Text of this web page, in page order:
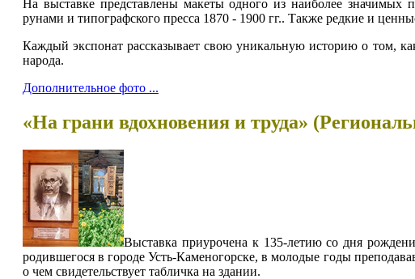
На выставке представлены макеты одного из наиболее
рунами и типографского пресса 1870 - 1900 гг.. Также редкие и
Каждый экспонат рассказывает свою уникальную историю о том,
народа.
Дополнительное фото ...
«На грани вдохновения и труда»
Выставка приурочена к 135-летию со дня
родившегося в городе Усть-Каменогорске, в молодые годы
о чем свидетельствует табличка на здании.